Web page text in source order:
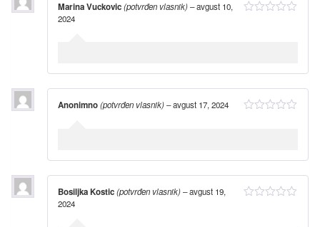
Marina Vuckovic(potvrđen vlasnik)–avgust 10,
2024
Anonimno(potvrđen vlasnik)–avgust 17, 2024
Bosiljka Kostic(potvrđen vlasnik)–avgust 19,
2024